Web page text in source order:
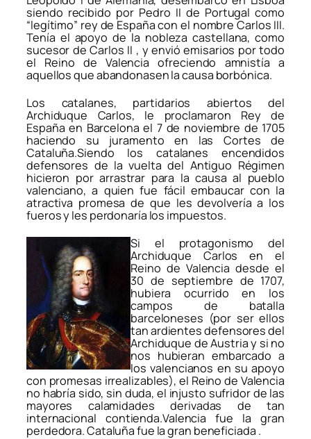
siendo recibido por Pedro II de Portugal como
“legítimo” rey de España con el nombre Carlos III.
Tenía el apoyo de la nobleza castellana, como
sucesor de Carlos II , y envió emisarios por todo
el Reino de Valencia ofreciendo amnistía a
aquellos que abandonasen la causa borbónica.
Los catalanes, partidarios abiertos del
Archiduque Carlos, le proclamaron Rey de
España en Barcelona el 7 de noviembre de 1705
haciendo su juramento en las Cortes de
Cataluña.Siendo los catalanes encendidos
defensores de la vuelta del Antiguo Régimen
hicieron por arrastrar para la causa al pueblo
valenciano, a quien fue fácil embaucar con la
atractiva promesa de que les devolvería a los
fueros y les perdonaría los impuestos.
Si el protagonismo del
Archiduque Carlos en el
Reino de Valencia desde el
30 de septiembre de 1707,
hubiera ocurrido en los
campos de batalla
barceloneses (por ser ellos
tan ardientes defensores del
Archiduque de Austria y si no
nos hubieran embarcado a
los valencianos en su apoyo
con promesas irrealizables), el Reino de Valencia
no habría sido, sin duda, el injusto sufridor de las
mayores calamidades derivadas de tan
internacional contienda.Valencia fue la gran
perdedora. Cataluña fue la gran beneficiada .